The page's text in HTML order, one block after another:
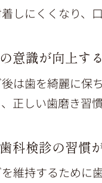
しにくくなり、
意識が向上する
は歯を綺麗に保
正しい歯磨き習
科検診の習慣
維持するために